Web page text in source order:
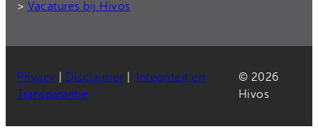
> Vacatures bij Hivos
Privacy Disclaimer|
Integriteit en
Transparantie
© 2026
Hivos